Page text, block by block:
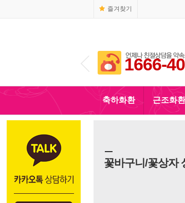
즐겨찾기
1666-4090 010-5110-
축하화환 근조화환
꽃바구니/꽃상자